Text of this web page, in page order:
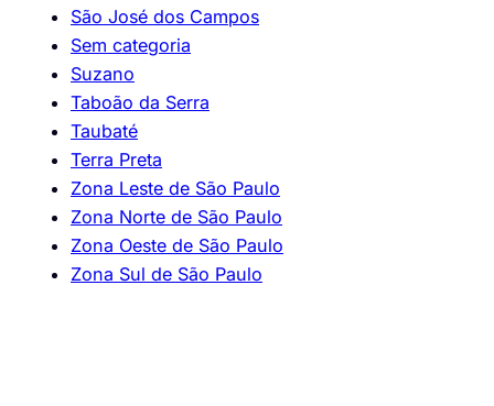
São José dos Campos
Sem categoria
Suzano
Taboão da Serra
Taubaté
Terra Preta
Zona Leste de São Paulo
Zona Norte de São Paulo
Zona Oeste de São Paulo
Zona Sul de São Paulo